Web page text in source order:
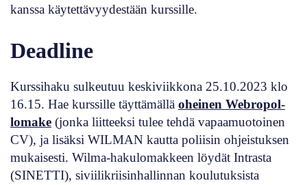
kanssa käytettävyydestään kurssille.
Deadline
Kurssihaku sulkeutuu keskiviikkona 25.10.2023 klo
16.15. Hae kurssille täyttämällä oheinen Webropol-
lomake (jonka liitteeksi tulee tehdä vapaamuotoinen
CV), ja lisäksi WILMAN kautta poliisin ohjeistuksen
mukaisesti. Wilma-hakulomakkeen löydät Intrasta
(SINETTI), siviilikriisinhallinnan koulutuksista